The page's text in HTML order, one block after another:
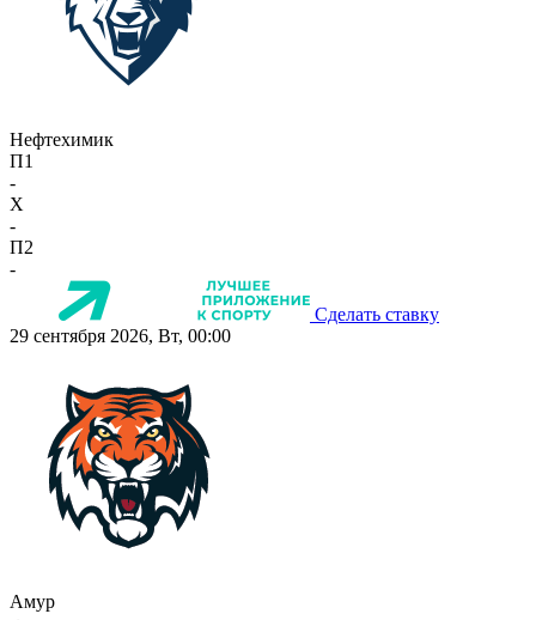
Нефтехимик
П1
-
X
-
П2
-
Сделать ставку
29 сентября 2026, Вт, 00:00
Амур